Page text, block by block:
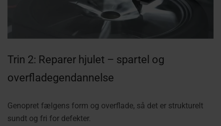
Trin 2: Reparer hjulet – spartel og
overfladegendannelse
Genopret fælgens form og overflade, så det er strukturelt
sundt og fri for defekter.